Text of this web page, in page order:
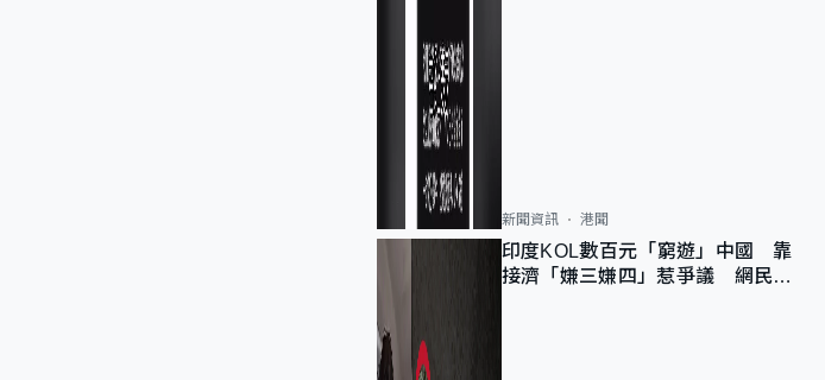
新聞資訊 港聞
印度KOL數百元「窮遊」中國 靠
接濟「嫌三嫌四」惹爭議 網民：